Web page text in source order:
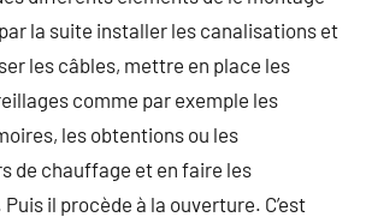
la suite installer les canalisations et
les câbles, mettre en place les
comme par exemple les
les obtentions ou les
de chauffage et en faire les
il procède à la ouverture. C’est